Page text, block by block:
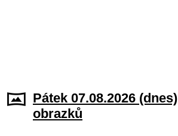
Pátek 07.08.2026 (dnes)
obrazků